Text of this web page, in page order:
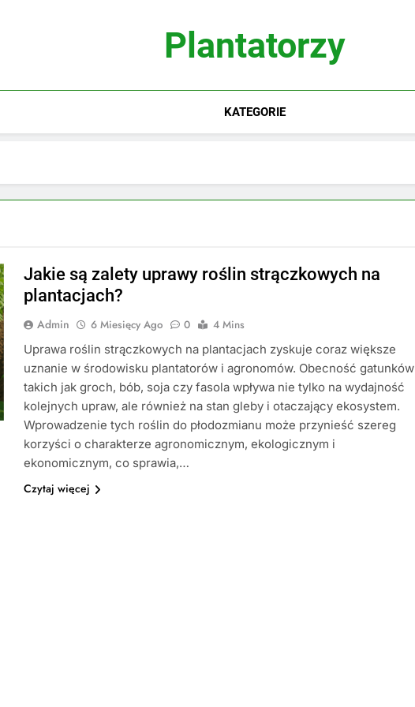
Plantatorzy
KATEGORIE
Jakie są zalety uprawy roślin strączkowych na
plantacjach?
Admin 6 Miesięcy Ago 0
4 Mins
Uprawa roślin strączkowych na plantacjach zyskuje coraz większe
uznanie w środowisku plantatorów i agronomów. Obecność gatunków
takich jak groch, bób, soja czy fasola wpływa nie tylko na wydajność
kolejnych upraw, ale również na stan gleby i otaczający ekosystem.
Wprowadzenie tych roślin do płodozmianu może przynieść szereg
korzyści o charakterze agronomicznym, ekologicznym i
ekonomicznym, co sprawia,…
Czytaj więcej